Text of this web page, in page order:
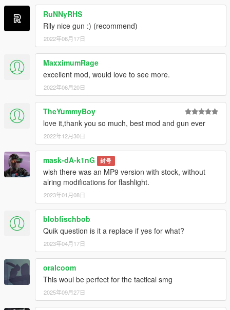
RuNNyRHS
Rlly nice gun :) (recommend)
2022年06月17日
MaxximumRage
excellent mod, would love to see more.
2022年06月20日
TheYummyBoy
love it,thank you so much, best mod and gun ever
2022年12月30日
mask-dA-k1nG 封号
wish there was an MP9 version with stock, without
alring modifications for flashlight.
2023年01月08日
blobfischbob
Quik question is it a replace if yes for what?
2023年04月17日
oralcoom
This woul be perfect for the tactical smg
2025年09月27日